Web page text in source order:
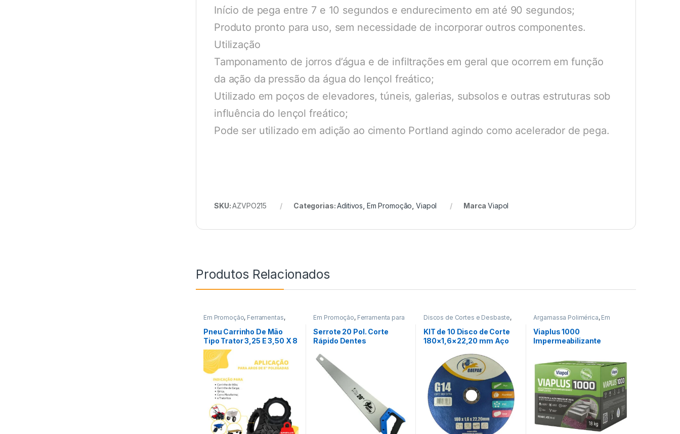
Início de pega entre 7 e 10 segundos e endurecimento em até 90 segundos;
Produto pronto para uso, sem necessidade de incorporar outros componentes.
Utilização
Tamponamento de jorros d’água e de infiltrações em geral que ocorrem em função
da ação da pressão da água do lençol freático;
Utilizado em poços de elevadores, túneis, galerias, subsolos e outras estruturas sob
influência do lençol freático;
Pode ser utilizado em adição ao cimento Portland agindo como acelerador de pega.
SKU:AZVPO215 Categorias:Aditivos Em Promoção ,Viapol MarcaViapol
Produtos Relacionados
Em Promoção, Ferramentas,
Ferramentas de Transporte
Pneu Carrinho De Mão
Tipo Trator 3,25 E 3,50 X 8
Kit 2 Unid
Em Promoção, Ferramenta para
Construção Civil
Ferramentas
Serrote 20 Pol. Corte
Rápido Dentes
Discos de Cortes e Desbaste,
KIT de 10 Disco de Corte
180×1,6×22,20 mm Aço
Argamassa Polimérica, Em
Promoção
Viapol
Viaplus 1000
Impermeabilizante